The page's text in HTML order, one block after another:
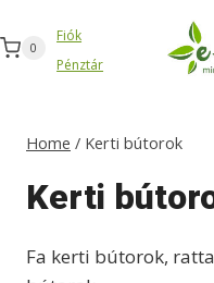
to
content
0
Fiók
Pénztár
Home / Kerti bútorok
Kerti
Fa kerti bútorok,